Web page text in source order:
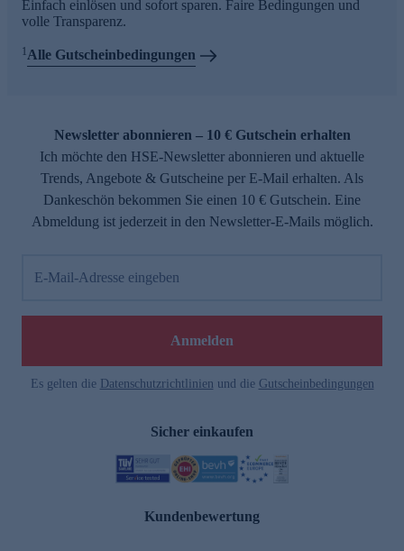
Einfach einlösen und sofort sparen. Faire Bedingungen und
volle Transparenz.
1Alle Gutscheinbedingungen
Newsletter abonnieren – 10 € Gutschein erhalten
Ich möchte den HSE-Newsletter abonnieren und aktuelle
Trends, Angebote & Gutscheine per E-Mail erhalten. Als
Dankeschön bekommen Sie einen 10 € Gutschein. Eine
Abmeldung ist jederzeit in den Newsletter-E-Mails möglich.
E-Mail-Adresse eingeben
Anmelden
Es gelten die Datenschutzrichtlinien und die Gutscheinbedingungen
Sicher einkaufen
Kundenbewertung